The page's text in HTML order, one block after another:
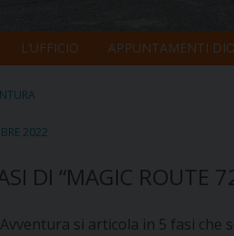
L’UFFICIO APPUNTAMENTI
2022
DI “MAGIC ROUTE
si articola in 5 fasi